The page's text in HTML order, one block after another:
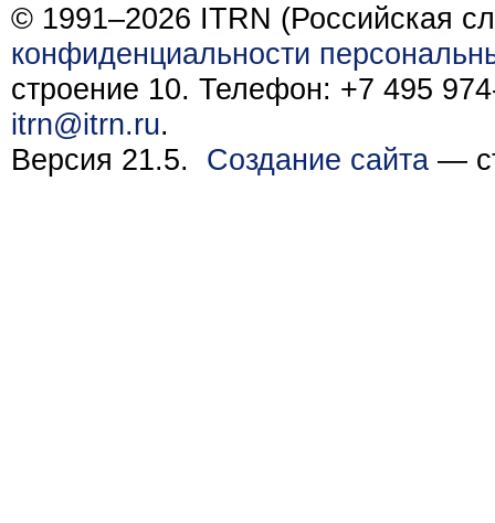
© 1991–2026 ITRN (Российская
конфиденциальности
строение 10. Телефон: +7 495
itrn@itrn.ru.
Версия 21.5. Создание сайта —